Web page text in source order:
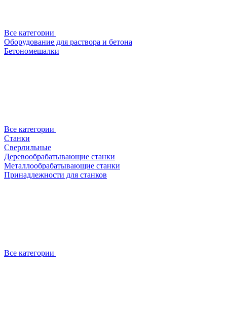
Все категории
Оборудование для раствора и бетона
Бетономешалки
Все категории
Станки
Сверлильные
Деревообрабатывающие станки
Металлообрабатывающие станки
Принадлежности для станков
Все категории